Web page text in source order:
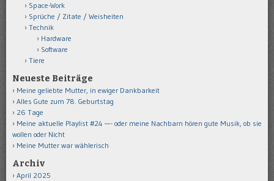
Space-Work
Sprüche / Zitate / Weisheiten
Technik
Hardware
Software
Tiere
Neueste Beiträge
Meine geliebte Mutter, in ewiger Dankbarkeit
Alles Gute zum 78. Geburtstag
26 Tage
Meine aktuelle Playlist #24 —- oder meine Nachbarn hören gute Musik, ob sie
wollen oder Nicht
Meine Mutter war wählerisch
Archiv
April 2025